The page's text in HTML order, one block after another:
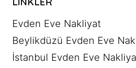
Evden Eve Nakliyat
Beylikdüzü Evden Eve
İstanbul Evden Eve